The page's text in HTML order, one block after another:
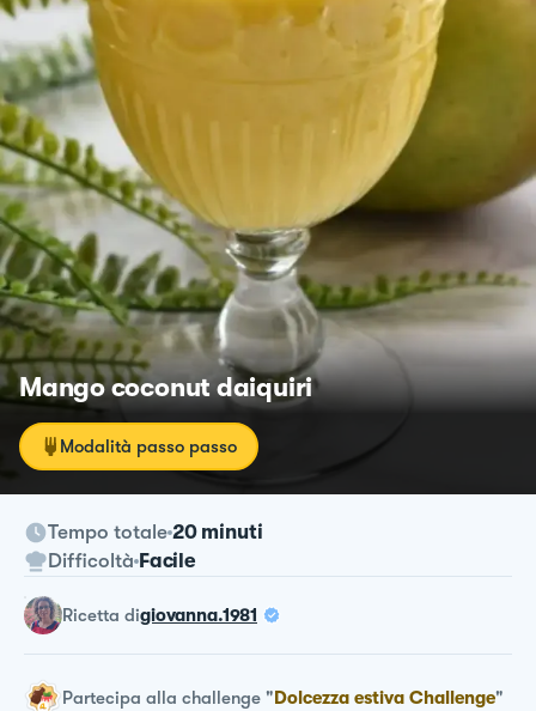
Mango coconut daiquiri
Modalità passo passo
Tempo totale 20 minuti
Difficoltà Facile
ricetta digiovanna.1981
Partecipa alla challenge "Dolcezza estiva Challenge"